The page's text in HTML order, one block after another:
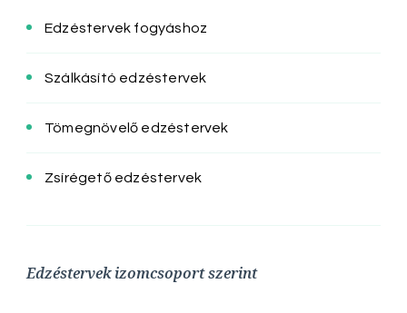
Edzéstervek fogyáshoz
Szálkásító edzéstervek
Tömegnövelő edzéstervek
Zsírégető edzéstervek
Edzéstervek izomcsoport szerint